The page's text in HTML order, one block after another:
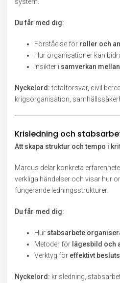
Du får med dig:
Förståelse för roller och
Hur organisationer kan
Insikter i samverkan
Nyckelord:totalförsvar, civil
krigsorganisation,
Krisledning och
Att skapa struktur och tempo i
Marcus delar konkreta
verkliga händelser och visar hur
fungerande ledningsstrukturer.
Du får med dig:
Hur stabsarbete
Metoder för lägesbild och
Verktyg för effektivt
Nyckelord: krisledning,